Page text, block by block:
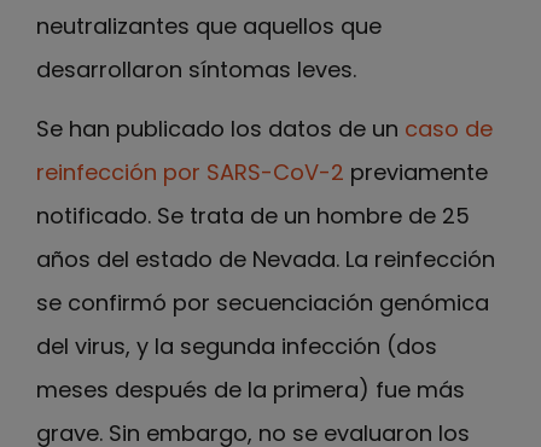
neutralizantes que aquellos que
desarrollaron síntomas leves.
Se han publicado los datos de un caso de
reinfección por SARS-CoV-2 previamente
notificado. Se trata de un hombre de 25
años del estado de Nevada. La reinfección
se confirmó por secuenciación genómica
del virus, y la segunda infección (dos
meses después de la primera) fue más
grave. Sin embargo, no se evaluaron los